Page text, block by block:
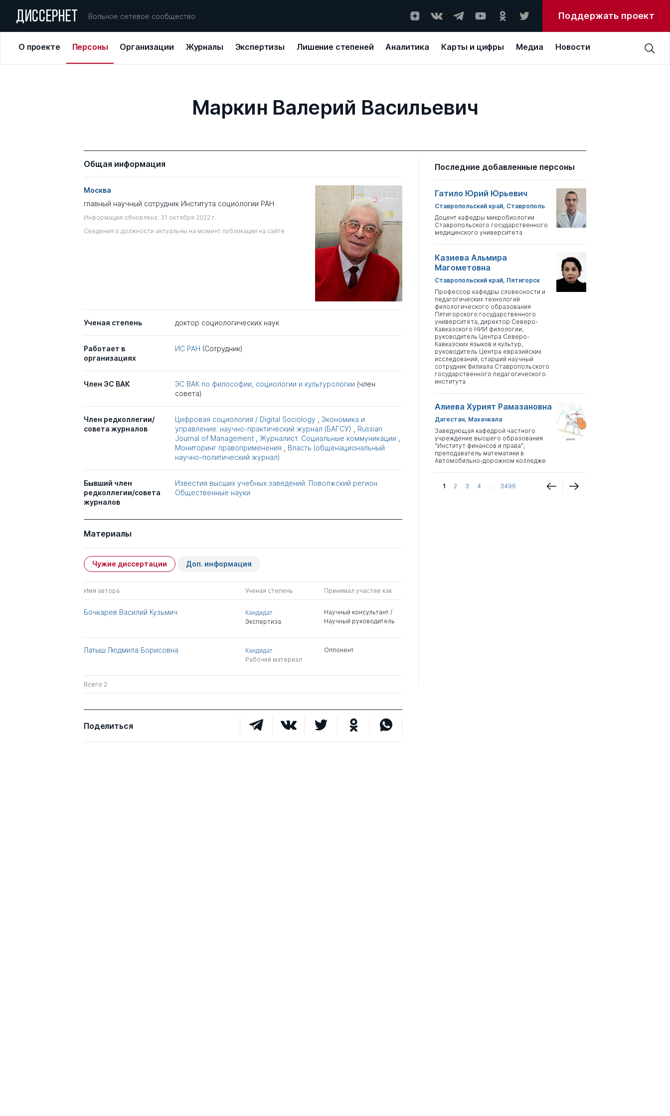
ДИССЕРНЕТ Вольное сетевое сообщество Поддержать проект
О проекте Персоны Организации Журналы Экспертизы Лишение степеней Аналитика Карты и цифры Медиа Новости
Маркин Валерий Васильевич
Общая информация
Москва
главный научный сотрудник Института социологии РАН
Информация обновлена: 31 октября 2022 г.
Сведения о должности актуальны на момент публикации на сайте
Ученая степень доктор социологических наук
Работает в
организациях
ИС РАН (Сотрудник)
Член ЭС ВАК ЭС ВАК по философии, социологии и культурологии (член
совета)
Член редколлегии/
совета журналов
Цифровая социология / Digital Sociology
Экономика и
управление: научно-практический журнал (БАГСУ)
Russian
Journal of Management
Журналист. Социальные коммуникации
Мониторинг правоприменения
Власть (общенациональный
научно-политический журнал)
Бывший член
редколлегии/совета
журналов
Известия высших учебных заведений. Поволжский регион.
Общественные науки
Материалы
Чужие диссертации Доп. информация
Имя автора Ученая степень Принимал участие как
Бочкарев Василий Кузьмич
Кандидат
Экспертиза
Научный консультант /
Научный руководитель
Латыш Людмила Борисовна
Кандидат
Рабочий материал
Оппонент
Всего 2
Поделиться
Последние добавленные персоны
Гатило Юрий Юрьевич
Ставропольский край, Ставрополь
Доцент кафедры микробиологии
Ставропольского государственного
медицинского университета
Казиева Альмира
Магометовна
Ставропольский край, Пятигорск
Профессор кафедры словесности и
педагогических технологий
филологического образования
Пятигорского государственного
университета, директор Северо-
Кавказского НИИ филологии,
руководитель Центра Северо-
Кавказских языков и культур,
руководитель Центра евразийских
исследований, старший научный
сотрудник Филиала Ставропольского
государственного педагогического
института
Алиева Хурият Рамазановна
Дагестан, Махачкала
Заведующая кафедрой частного
учреждение высшего образования
"Институт финансов и права";
преподаватель математики в
Автомобильно-дорожном колледже
1 2 3 4 ... 3496